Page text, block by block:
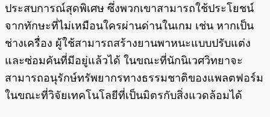
ประสบการณ์สุดพิเศษ ซึ่งพวกเขาสามารถใช้ประโยชน์
จากทักษะที่ไม่เหมือนใครผ่านด่านในเกม เช่น หากเป็น
ช่างเครื่อง ผู้ใช้สามารถสร้างยานพาหนะแบบปรับแต่ง
และซ่อมคันที่มีอยู่แล้วได้ ในขณะที่นักนิเวศวิทยาจะ
สามารถอนุรักษ์ทรัพยากรทางธรรมชาติของแพลตฟอร์ม
ในขณะที่วิจัยเทคโนโลยีที่เป็นมิตรกับสิ่งแวดล้อมได้